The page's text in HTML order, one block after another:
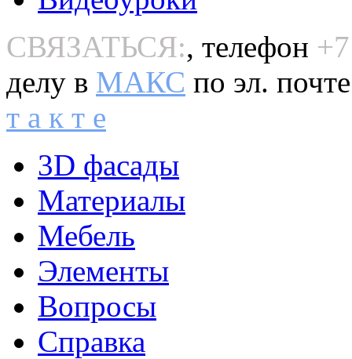
СВЯЗАТЬСЯ:, телефон
делу в MAКС по эл.
т а к т е
3D фасады
Материалы
Мебель
Элементы
Вопросы
Справка